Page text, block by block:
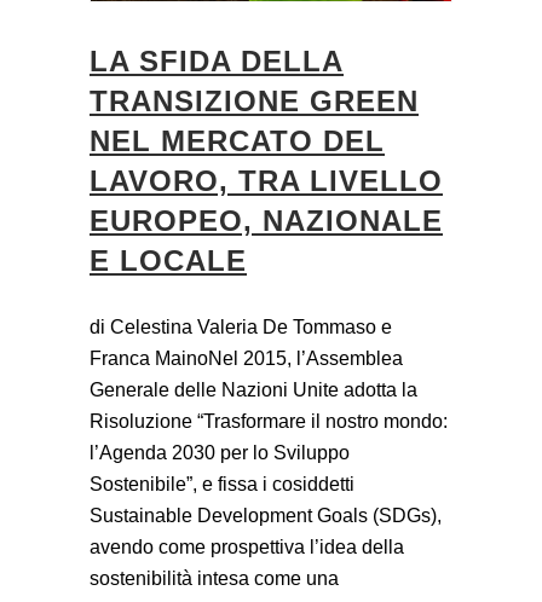
LA SFIDA DELLA
TRANSIZIONE GREEN
NEL MERCATO DEL
LAVORO, TRA LIVELLO
EUROPEO, NAZIONALE
E LOCALE
di Celestina Valeria De Tommaso e
Franca MainoNel 2015, l’Assemblea
Generale delle Nazioni Unite adotta la
Risoluzione “Trasformare il nostro mondo:
l’Agenda 2030 per lo Sviluppo
Sostenibile”, e fissa i cosiddetti
Sustainable Development Goals (SDGs),
avendo come prospettiva l’idea della
sostenibilità intesa come una